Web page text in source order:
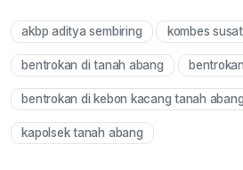
akbp aditya sembiring kombes
bentrokan di tanah abang
bentrokan di kebon kacang tanah abang
kapolsek tanah abang